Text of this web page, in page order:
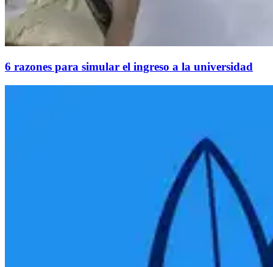
6 razones para simular el ingreso a la universidad